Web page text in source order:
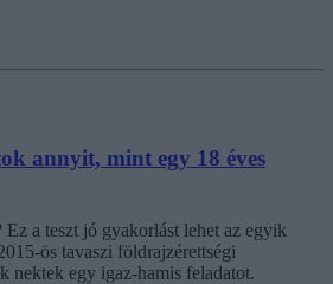
annyit, mint egy 18 éves
a teszt jó gyakorlást lehet az egyik
ös tavaszi földrajzérettségi
nektek egy igaz-hamis feladatot.